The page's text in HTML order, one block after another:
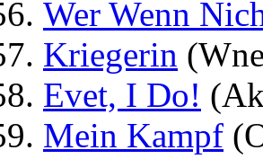
Wer Wenn
Kriegerin
Evet, I Do!
Mein Kampf